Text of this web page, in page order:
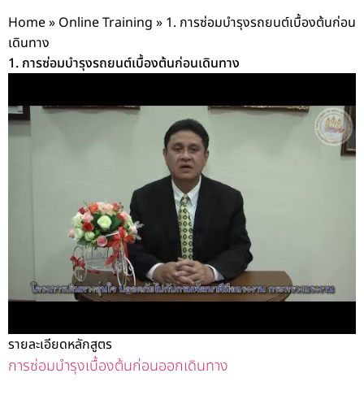
Home» Online Training » 1. การซ่อมบำรุงรถยนต์เบื้องต้นก่อน
เดินทาง
1. การซ่อมบำรุงรถยนต์เบื้องต้นก่อนเดินทาง
รายละเอียดหลักสูตร
การซ่อมบำรุงเบื้องต้นก่อนออกเดินทาง